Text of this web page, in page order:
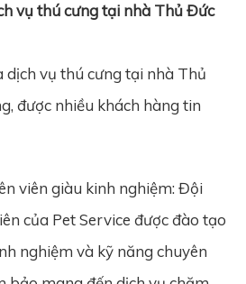
vụ thú cưng tại nhà Thủ Đức
dịch vụ thú cưng tại nhà Thủ
được nhiều khách hàng tin
viên giàu kinh nghiệm: Đội
của Pet Service được đào tạo
nghiệm và kỹ năng chuyên